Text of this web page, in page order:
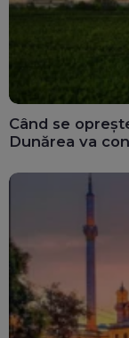
Când se
Dunărea va